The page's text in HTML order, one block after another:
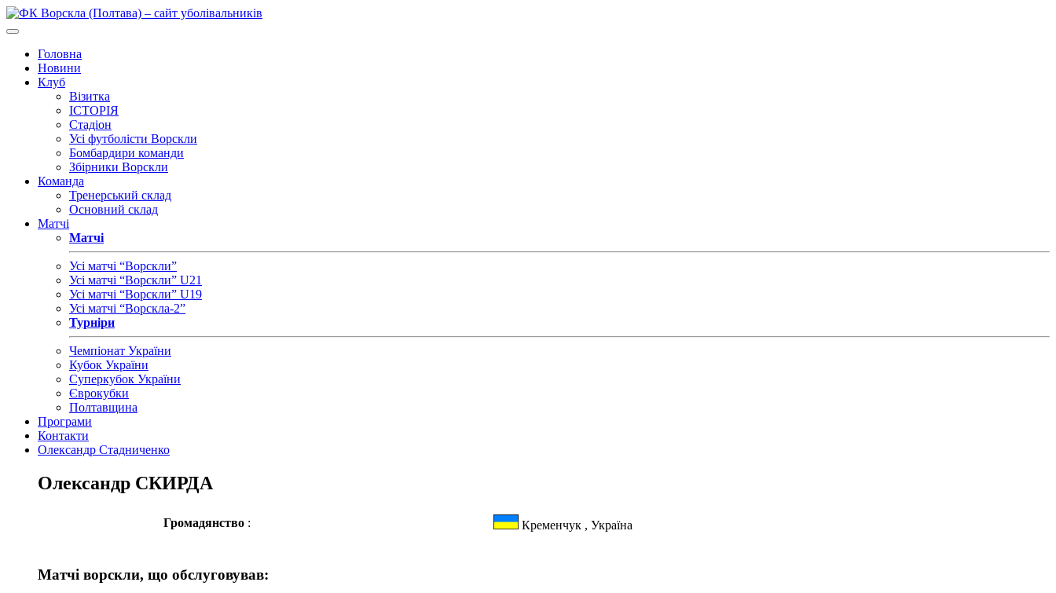
Головна
Новини
Клуб
Візитка
ІСТОРІЯ
Стадіон
Усі футболісти Ворскли
Бомбардири команди
Збірники Ворскли
Команда
Тренерський склад
Основний склад
Матчі
Матчі
Усі матчі “Ворскли”
Усі матчі “Ворскли” U21
Усі матчі “Ворскли” U19
Усі матчі “Ворскла-2”
Турніри
Чемпіонат України
Кубок України
Суперкубок України
Єврокубки
Полтавщина
Програми
Контакти
Олександр Стадниченко
Олександр СКИРДА
Громадянство : Кременчук , Україна
Матчі ворскли, що обслуговував: